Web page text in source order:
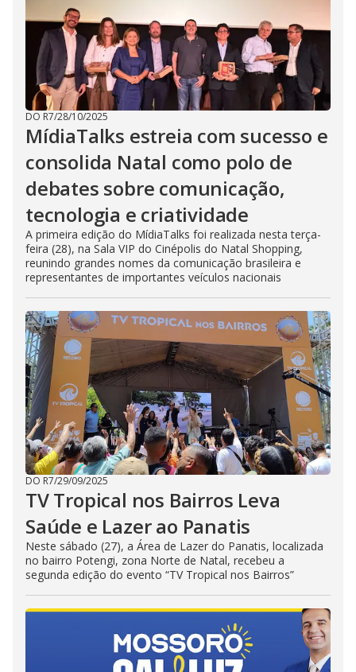
DO R7/28/10/2025
MídiaTalks estreia com sucesso e
consolida Natal como polo de
debates sobre comunicação,
tecnologia e criatividade
A primeira edição do MídiaTalks foi realizada nesta terça-
feira (28), na Sala VIP do Cinépolis do Natal Shopping,
reunindo grandes nomes da comunicação brasileira e
representantes de importantes veículos nacionais
DO R7/29/09/2025
TV Tropical nos Bairros Leva
Saúde e Lazer ao Panatis
Neste sábado (27), a Área de Lazer do Panatis, localizada
no bairro Potengi, zona Norte de Natal, recebeu a
segunda edição do evento “TV Tropical nos Bairros”